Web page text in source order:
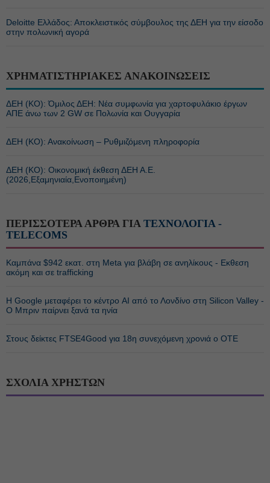
Deloitte Ελλάδος: Αποκλειστικός σύμβουλος της ΔΕΗ για την είσοδο
στην πολωνική αγορά
ΧΡΗΜΑΤΙΣΤΗΡΙΑΚΕΣ ΑΝΑΚΟΙΝΩΣΕΙΣ
ΔΕΗ (ΚΟ): Όμιλος ΔΕΗ: Νέα συμφωνία για χαρτοφυλάκιο έργων
ΑΠΕ άνω των 2 GW σε Πολωνία και Ουγγαρία
ΔΕΗ (ΚΟ): Ανακοίνωση – Ρυθμιζόμενη πληροφορία
ΔΕΗ (ΚΟ): Οικονομική έκθεση ΔΕΗ Α.Ε.
(2026,Εξαμηνιαία,Ενοποιημένη)
ΠΕΡΙΣΣΟΤΕΡΑ ΑΡΘΡΑ ΓΙΑ ΤΕΧΝΟΛΟΓΙΑ -
TELECOMS
Καμπάνα $942 εκατ. στη Meta για βλάβη σε ανηλίκους - Εκθεση
ακόμη και σε trafficking
Η Google μεταφέρει το κέντρο AI από το Λονδίνο στη Silicon Valley -
Ο Μπριν παίρνει ξανά τα ηνία
Στους δείκτες FTSE4Good για 18η συνεχόμενη χρονιά ο ΟΤΕ
ΣΧΟΛΙΑ ΧΡΗΣΤΩΝ